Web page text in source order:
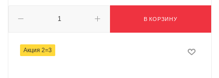
В КОРЗИНУ
Акция 2=3